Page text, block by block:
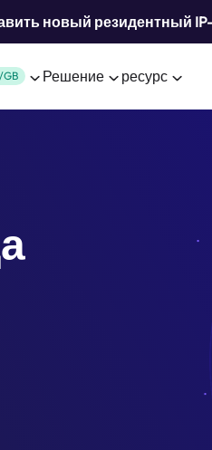
новый резидентный
Решение ресурс